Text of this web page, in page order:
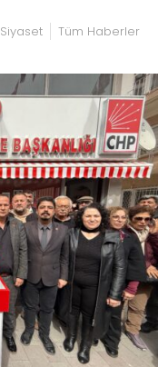
Siyaset Tüm Haberler